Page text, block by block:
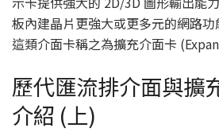
板內建晶片更強大或更多元的網路
這類介面卡稱之為擴充介面卡
歷代匯流排介面與擴
介紹 (上)